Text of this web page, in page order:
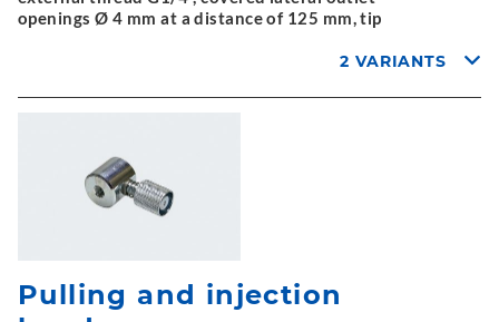
openings Ø 4 mm at a distance of 125 mm, tip
2 VARIANTS
Pulling and injection